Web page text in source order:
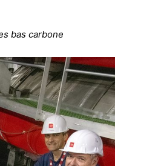
bas carbone